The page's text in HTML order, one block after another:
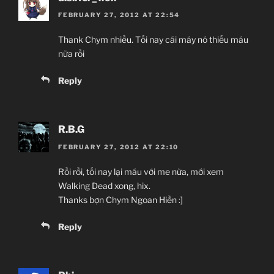
FEBRUARY 27, 2012 AT 22:54
Thank Chym nhiều. Tối nay cái máy nó thiếu máu
nữa rồi
Reply
R.B.G
FEBRUARY 27, 2012 AT 22:10
Rồi rồi, tối nay lại máu với me nữa, mới xem
Walking Dead xong, hix.
Thanks bợn Chym Ngoan Hiền :]
Reply